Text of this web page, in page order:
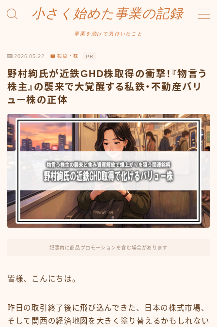
小さく始めた事業の記録
事業を続けて気付いたこと
Amazonせどり
トラブル事例
出品ノウハウ
フリマ物販
Yahoo出品
メルカリ販売
投資・株
FX・仮想通貨
リスキング・ラーニング
2026.05.22 投資・株 PR
野村絢氏が近鉄GHD株取得の衝撃！『物言う
株主』の襲来で大覚醒する私鉄・不動産バリ
ュー株の正体
記事内に商品プロモーションを含む場合があります
皆様、こんにちは。
昨日の取引終了後に飛び込んできた、日本の株式市場、
そして関西の経済地図を大きく塗り替えるかもしれない